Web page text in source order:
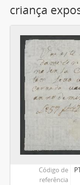
criança
Código de
referência